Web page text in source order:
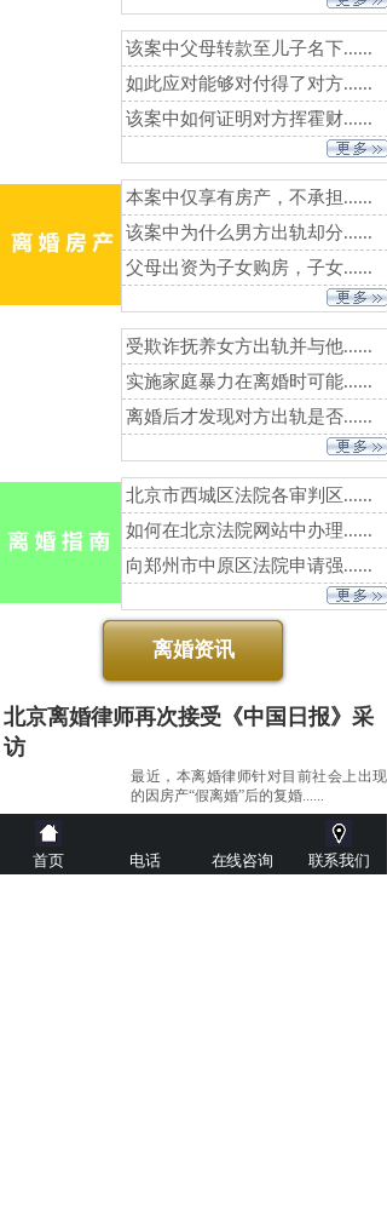
该案中父母转款至儿子名下......
如此应对能够对付得了对方......
该案中如何证明对方挥霍财......
本案中仅享有房产，不承担......
该案中为什么男方出轨却分......
父母出资为子女购房，子女......
受欺诈抚养女方出轨并与他......
实施家庭暴力在离婚时可能......
离婚后才发现对方出轨是否......
北京市西城区法院各审判区......
如何在北京法院网站中办理......
向郑州市中原区法院申请强......
离婚资讯
北京离婚律师再次接受《中国日报》采
访
最近，本离婚律师针对目前社会上出现
的因房产“假离婚”后的复婚......
首页 电话 在线咨询 联系我们